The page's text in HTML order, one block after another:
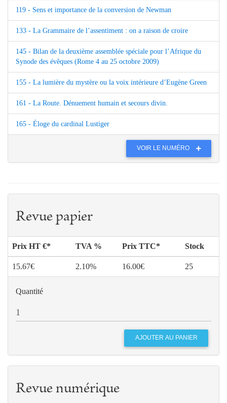
119 - Sens et importance de la conversion de Newman
133 - La Grammaire de l’assentiment : on a raison de croire
145 - Bilan de la deuxième assemblée spéciale pour l’Afrique du
Synode des évêques (Rome 4 au 25 octobre 2009)
155 - La lumière du mystère ou la voix intérieure d’Eugène Green
161 - La Route. Dénuement humain et secours divin.
165 - Éloge du cardinal Lustiger
VOIR LE NUMÉRO
Revue papier
Prix HT €* TVA % Prix TTC* Stock
15.67€ 2.10% 16.00€ 25
Quantité
Revue numérique